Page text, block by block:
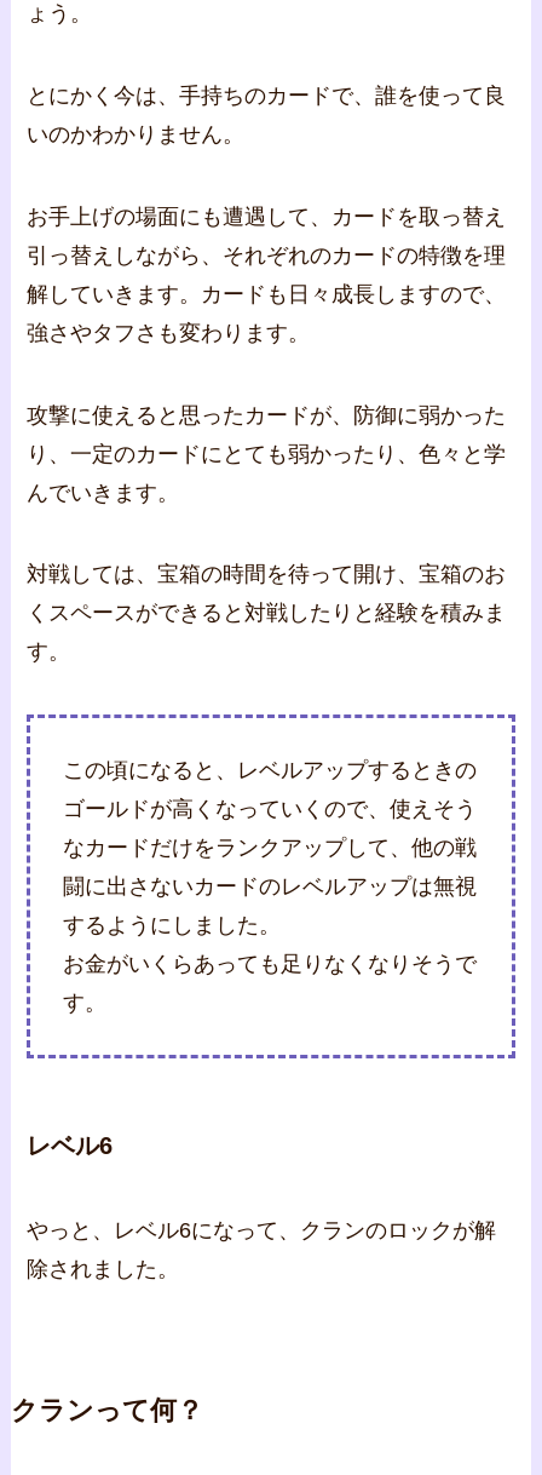
ょう。
とにかく今は、手持ちのカードで、誰を使って良
いのかわかりません。
お手上げの場面にも遭遇して、カードを取っ替え
引っ替えしながら、それぞれのカードの特徴を理
解していきます。カードも日々成長しますので、
強さやタフさも変わります。
攻撃に使えると思ったカードが、防御に弱かった
り、一定のカードにとても弱かったり、色々と学
んでいきます。
対戦しては、宝箱の時間を待って開け、宝箱のお
くスペースができると対戦したりと経験を積みま
す。
この頃になると、レベルアップするときの
ゴールドが高くなっていくので、使えそう
なカードだけをランクアップして、他の戦
闘に出さないカードのレベルアップは無視
するようにしました。
お金がいくらあっても足りなくなりそうで
す。
レベル6
やっと、レベル6になって、クランのロックが解
除されました。
クランって何？